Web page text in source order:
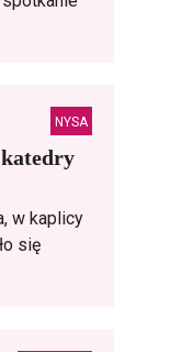
NYSA
w kaplicy
się